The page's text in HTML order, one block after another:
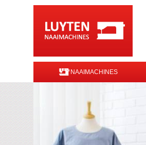
NAAIMACHINES